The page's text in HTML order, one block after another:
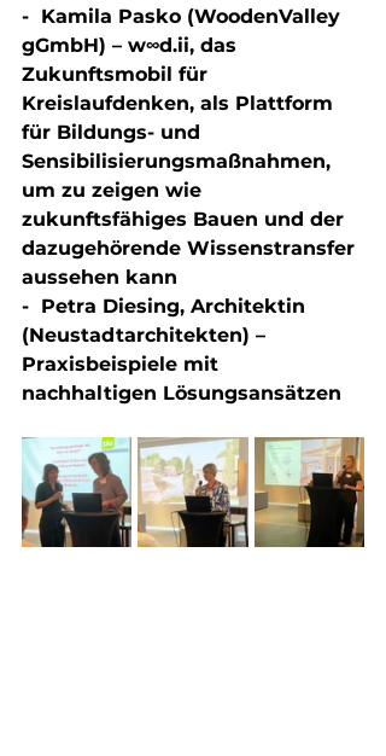
-  Kamila Pasko (WoodenValley
gGmbH) – w∞d.ii, das
Zukunftsmobil für
Kreislaufdenken, als Plattform
für Bildungs- und
Sensibilisierungsmaßnahmen,
um zu zeigen wie
zukunftsfähiges Bauen und der
dazugehörende Wissenstransfer
aussehen kann
-  Petra Diesing, Architektin
(Neustadtarchitekten) –
Praxisbeispiele mit
nachhaltigen Lösungsansätzen